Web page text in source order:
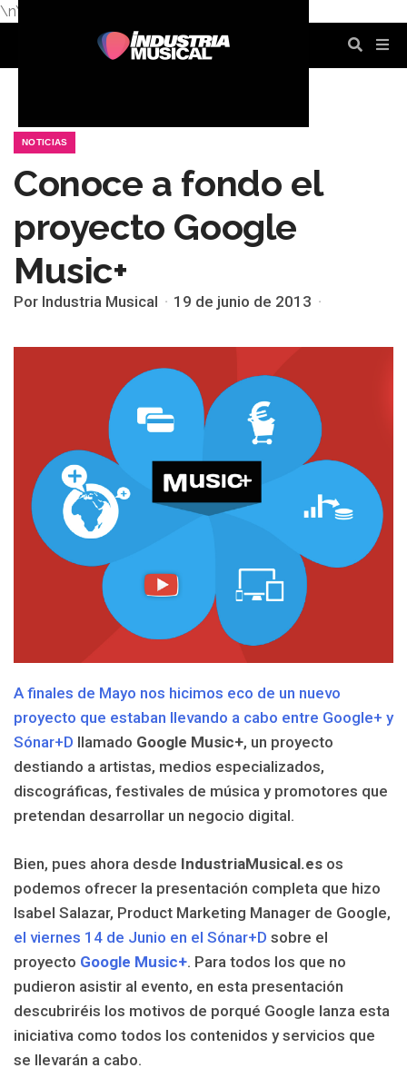
\n\n
NOTICIAS
Conoce a fondo el
proyecto Google
Music+
Por Industria Musical 19 de junio de 2013
A finales de Mayo nos hicimos eco de un nuevo
proyecto que estaban llevando a cabo entre Google+ y
Sónar+D llamado Google Music+, un proyecto
destiando a artistas, medios especializados,
discográficas, festivales de música y promotores que
pretendan desarrollar un negocio digital.
Bien, pues ahora desde IndustriaMusical.es os
podemos ofrecer la presentación completa que hizo
Isabel Salazar, Product Marketing Manager de Google,
el viernes 14 de Junio en el Sónar+D sobre el
proyecto Google Music+. Para todos los que no
pudieron asistir al evento, en esta presentación
descubriréis los motivos de porqué Google lanza esta
iniciativa como todos los contenidos y servicios que
se llevarán a cabo.